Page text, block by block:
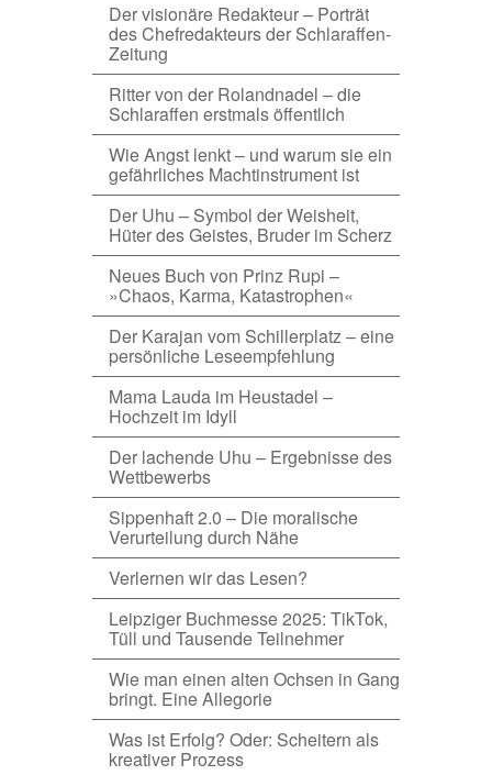
Der visionäre Redakteur – Porträt
des Chefredakteurs der Schlaraffen-
Zeitung
Ritter von der Rolandnadel – die
Schlaraffen erstmals öffentlich
Wie Angst lenkt – und warum sie ein
gefährliches Machtinstrument ist
Der Uhu – Symbol der Weisheit,
Hüter des Geistes, Bruder im Scherz
Neues Buch von Prinz Rupi –
»Chaos, Karma, Katastrophen«
Der Karajan vom Schillerplatz – eine
persönliche Leseempfehlung
Mama Lauda im Heustadel –
Hochzeit im Idyll
Der lachende Uhu – Ergebnisse des
Wettbewerbs
Sippenhaft 2.0 – Die moralische
Verurteilung durch Nähe
Verlernen wir das Lesen?
Leipziger Buchmesse 2025: TikTok,
Tüll und Tausende Teilnehmer
Wie man einen alten Ochsen in Gang
bringt. Eine Allegorie
Was ist Erfolg? Oder: Scheitern als
kreativer Prozess